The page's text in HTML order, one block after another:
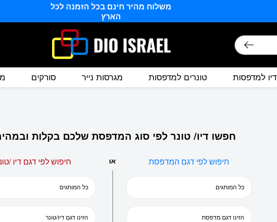
משלוח מהיר חינם בכל הזמנה לכל
הארץ
דיו למדפסות טונרים למדפסות מגרסות נייר סורקים
חפשו דיו/ טונר לפי סוג המדפסת שלכם בקלות
חיפוש לפי דגם המדפסת או חיפוש לפי דגם דיו /